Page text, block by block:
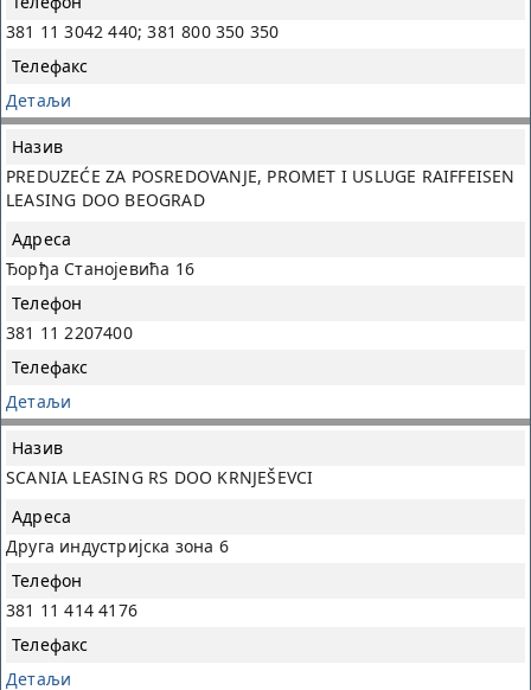
381 11 3042 440; 381 800 350 350
Детаљи
PREDUZEĆE ZA POSREDOVANJE, PROMET I USLUGE RAIFFEISEN
LEASING DOO BEOGRAD
Ђорђа Станојевића 16
381 11 2207400
Детаљи
SCANIA LEASING RS DOO KRNJEŠEVCI
Друга индустријска зона 6
381 11 414 4176
Детаљи